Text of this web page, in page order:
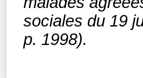
sociales du 19
p. 1998).